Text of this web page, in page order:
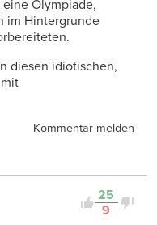
Olympiade,
im Hintergrunde
diesen idiotischen,
Kommentar melden
25
9